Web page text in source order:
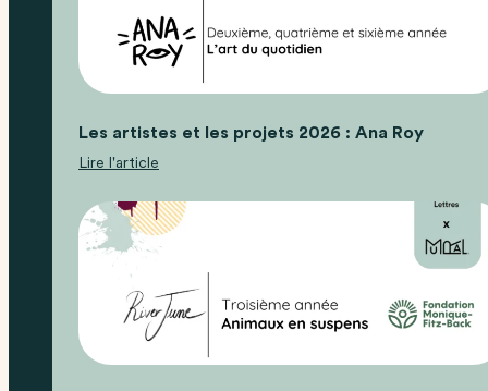
Les artistes et les projets 2026 : Ana Roy
Lire l'article